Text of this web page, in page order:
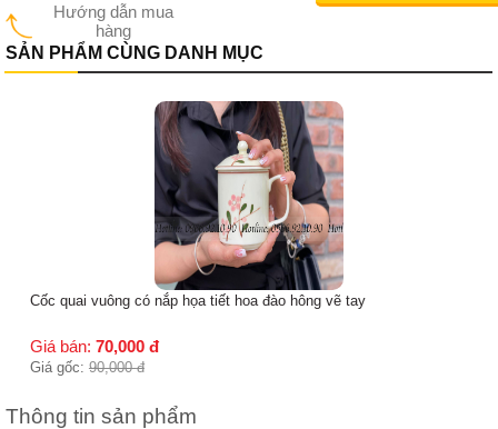
Hướng dẫn mua
hàng
SẢN PHẨM CÙNG DANH MỤC
Cốc quai vuông có nắp họa tiết hoa đào hông vẽ tay
Giá bán: 70,000 đ
Giá gốc: 90,000 đ
Thông tin sản phẩm